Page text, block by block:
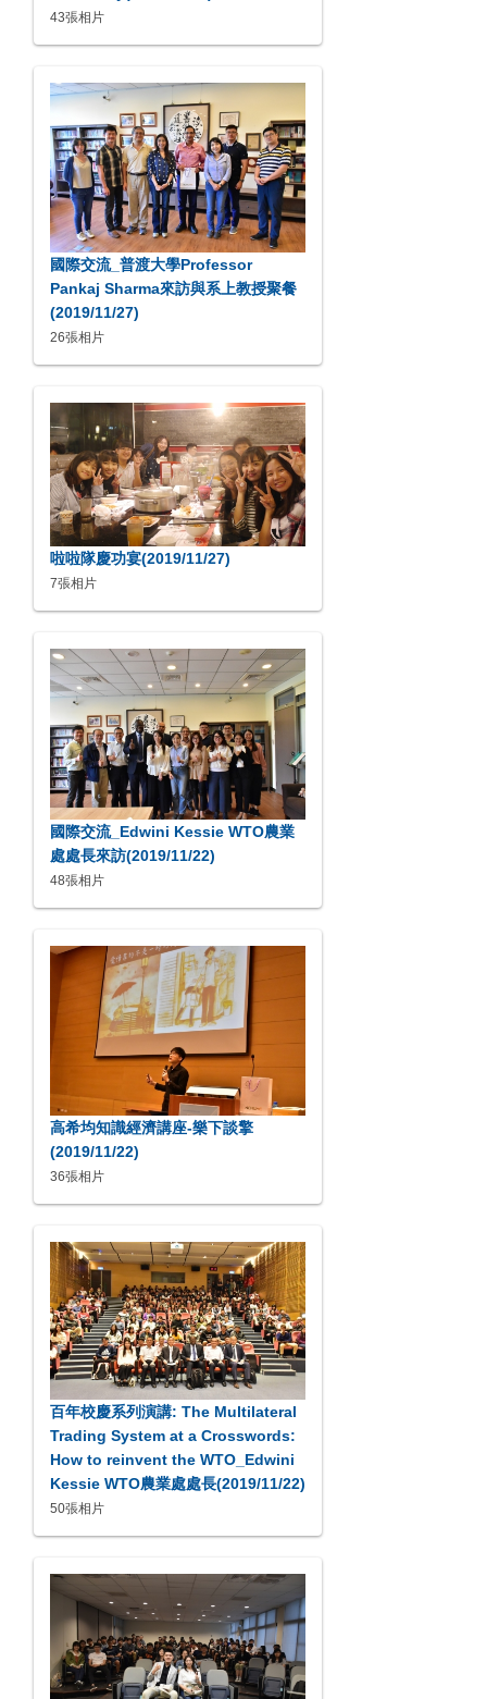
43張相片
國際交流_普渡大學Professor
Pankaj Sharma來訪與系上教授聚餐
(2019/11/27)
26張相片
啦啦隊慶功宴(2019/11/27)
7張相片
國際交流_Edwini Kessie WTO農業
處處長來訪(2019/11/22)
48張相片
高希均知識經濟講座-樂下談擎
(2019/11/22)
36張相片
百年校慶系列演講: The Multilateral
Trading System at a Crosswords:
How to reinvent the WTO_Edwini
Kessie WTO農業處處長(2019/11/22)
50張相片